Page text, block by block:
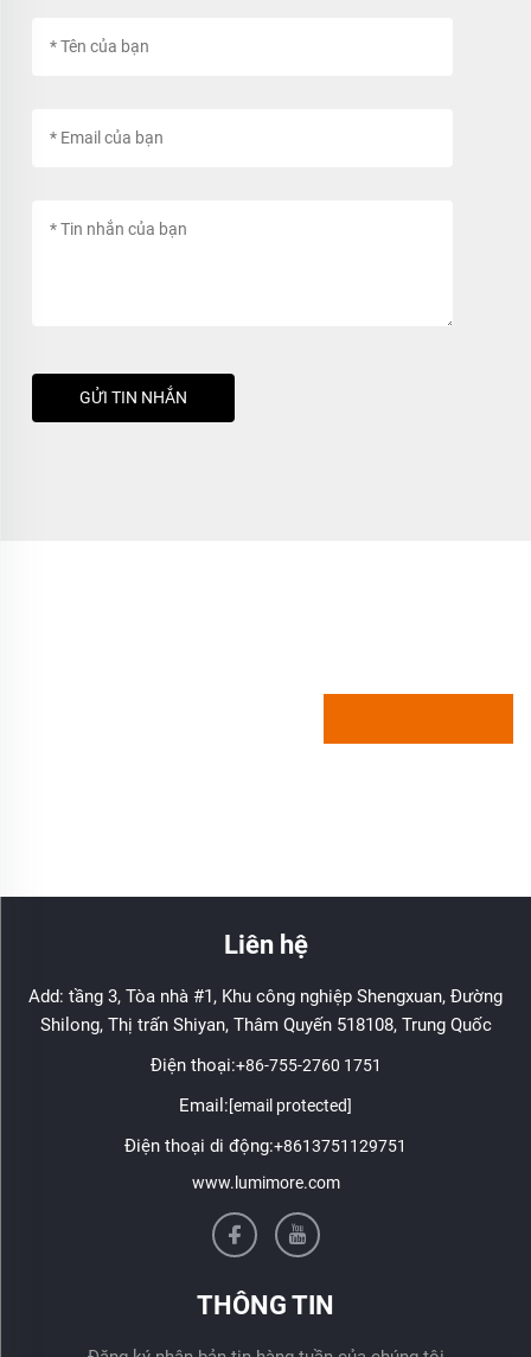
GỬI TIN NHẮN
Liên hệ
Add: tầng 3, Tòa nhà #1, Khu công nghiệp Shengxuan, Đường
Shilong, Thị trấn Shiyan, Thâm Quyến 518108, Trung Quốc
Điện thoại:+86-755-2760 1751
Email:[email protected]
Điện thoại di động:+8613751129751
www.lumimore.com
THÔNG TIN